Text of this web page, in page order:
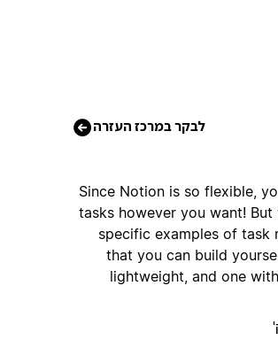
לבקר במרכז העזרה
Since Notion is so flexible,
tasks however you want!
specific examples of task
that you can build
lightweight, and one